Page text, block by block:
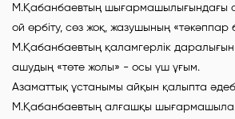
М.Қабанбаевтың шығармашылығындағы
ой өрбіту, сөз жоқ, жазушының
М.Қабанбаевтың қаламгерлік
ашудың «төте жолы» - осы үш ұғым.
Азаматтық ұстанымы айқын қалыпта
М.Қабанбаевтың алғашқы